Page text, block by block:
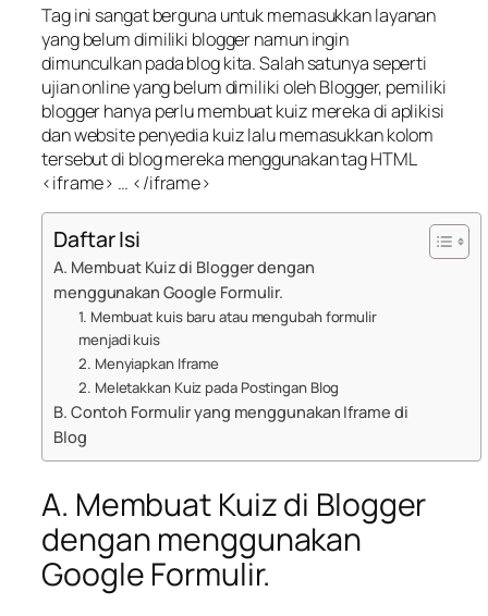
Tag ini sangat berguna untuk memasukkan layanan
yang belum dimiliki blogger namun ingin
dimunculkan pada blog kita. Salah satunya seperti
ujian online yang belum dimiliki oleh Blogger, pemiliki
blogger hanya perlu membuat kuiz mereka di aplikisi
dan website penyedia kuiz lalu memasukkan kolom
tersebut di blog mereka menggunakan tag HTML
<iframe> … </iframe>
Daftar Isi
A. Membuat Kuiz di Blogger dengan
menggunakan Google Formulir.
1. Membuat kuis baru atau mengubah formulir
menjadi kuis
2. Menyiapkan Iframe
2. Meletakkan Kuiz pada Postingan Blog
B. Contoh Formulir yang menggunakan Iframe di
Blog
A. Membuat Kuiz di Blogger
dengan menggunakan
Google Formulir.